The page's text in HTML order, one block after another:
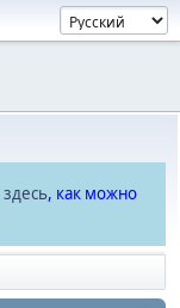
здесь, как можно